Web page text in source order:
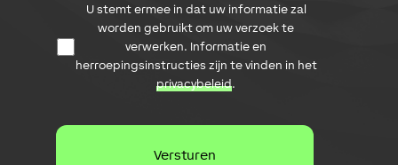
a
i
l
r
s
D
a
t
b
e
e
U stemt ermee in dat uw informatie zal
worden gebruikt om uw verzoek te
verwerken. Informatie en
herroepingsinstructies zijn te vinden in het
privacybeleid.